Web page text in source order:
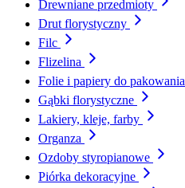
Drewniane przedmioty
Drut florystyczny
Filc
Flizelina
Folie i papiery do pakowania
Gąbki florystyczne
Lakiery, kleje, farby
Organza
Ozdoby styropianowe
Piórka dekoracyjne